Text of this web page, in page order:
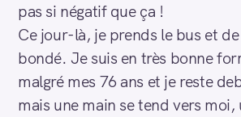
pas si négatif que ça !
Ce jour-là, je prends le bus et
bondé. Je suis en très bonne
malgré mes 76 ans et je reste
mais une main se tend vers moi,